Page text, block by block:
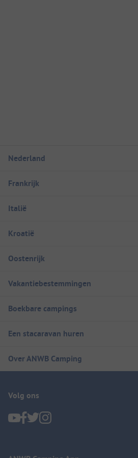
Nederland
Frankrijk
Italië
Kroatië
Oostenrijk
Vakantiebestemmingen
Boekbare campings
Een stacaravan huren
Over ANWB Camping
Volg ons